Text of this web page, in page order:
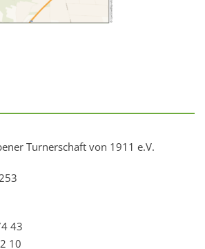
Turnerschaft von 1911 e.V.
43
10